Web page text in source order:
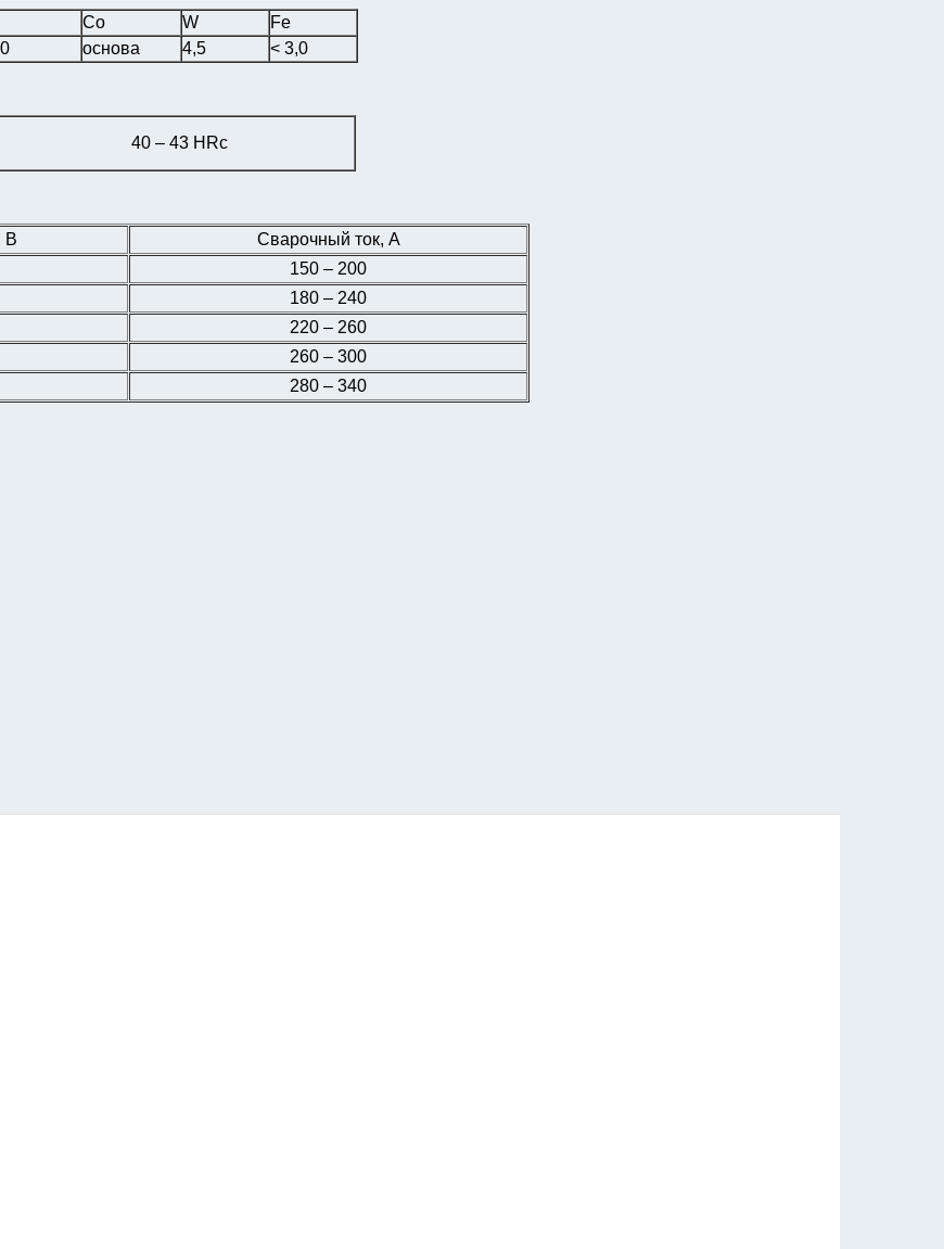
Co W
Fe
основа 4,5 < 3,0
40 – 43 HRc
В
Сварочный ток, А
150 – 200
180 – 240
220 – 260
260 – 300
280 – 340